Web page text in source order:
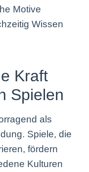
Motive
Wissen
Kraft
Spielen
als
Spiele, die
fördern
Kulturen